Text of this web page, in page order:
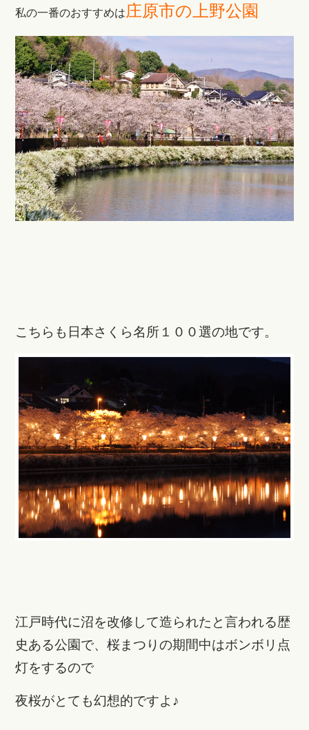
私の一番のおすすめは庄原市の上野公園
こちらも日本さくら名所１００選の地です。
江戸時代に沼を改修して造られたと言われる歴
史ある公園で、桜まつりの期間中はボンボリ点
灯をするので
夜桜がとても幻想的ですよ♪